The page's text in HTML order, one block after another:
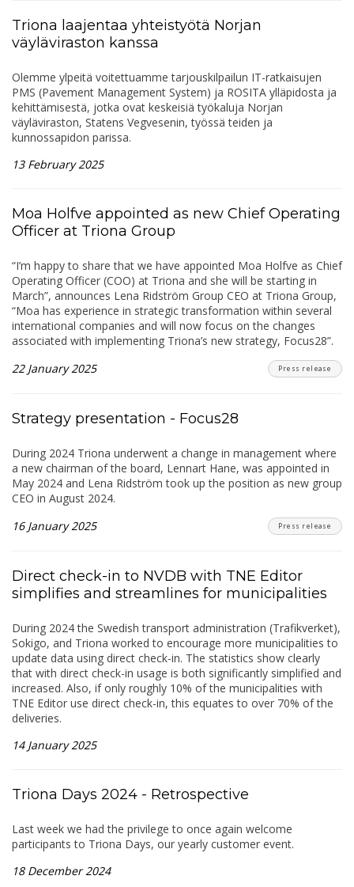
Triona laajentaa yhteistyötä Norjan
väyläviraston kanssa
Olemme ylpeitä voitettuamme tarjouskilpailun IT-ratkaisujen
PMS (Pavement Management System) ja ROSITA ylläpidosta ja
kehittämisestä, jotka ovat keskeisiä työkaluja Norjan
väyläviraston, Statens Vegvesenin, työssä teiden ja
kunnossapidon parissa.
13 February 2025
Moa Holfve appointed as new Chief Operating
Officer at Triona Group
“I’m happy to share that we have appointed Moa Holfve as Chief
Operating Officer (COO) at Triona and she will be starting in
March”, announces Lena Ridström Group CEO at Triona Group,
“Moa has experience in strategic transformation within several
international companies and will now focus on the changes
associated with implementing Triona’s new strategy, Focus28”.
22 January 2025
Press release
Strategy presentation - Focus28
During 2024 Triona underwent a change in management where
a new chairman of the board, Lennart Hane, was appointed in
May 2024 and Lena Ridström took up the position as new group
CEO in August 2024.
16 January 2025
Press release
Direct check-in to NVDB with TNE Editor
simplifies and streamlines for municipalities
During 2024 the Swedish transport administration (Trafikverket),
Sokigo, and Triona worked to encourage more municipalities to
update data using direct check-in. The statistics show clearly
that with direct check-in usage is both significantly simplified and
increased. Also, if only roughly 10% of the municipalities with
TNE Editor use direct check-in, this equates to over 70% of the
deliveries.
14 January 2025
Triona Days 2024 - Retrospective
Last week we had the privilege to once again welcome
participants to Triona Days, our yearly customer event.
18 December 2024